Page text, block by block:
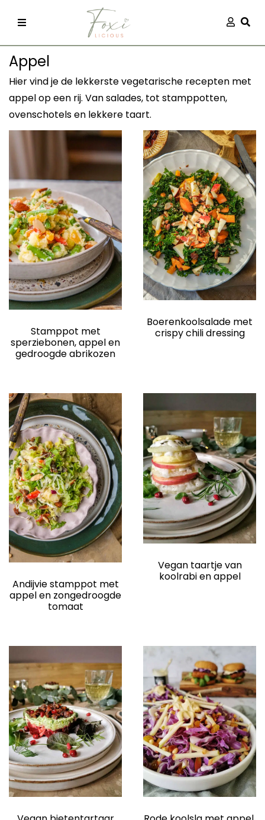
kleding
Appel
Hier vind je de lekkerste vegetarische recepten met
appel op een rij. Van salades, tot stamppotten,
ovenschotels en lekkere taart.
Stamppot met
sperziebonen, appel en
gedroogde abrikozen
Boerenkoolsalade met
crispy chili dressing
Andijvie stamppot met
appel en zongedroogde
tomaat
Vegan taartje van
koolrabi en appel